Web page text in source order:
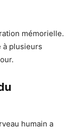
mémorielle.
à plusieurs
humain a